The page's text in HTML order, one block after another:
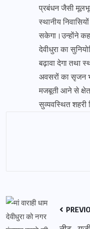
प्रबंधन जैसी
स्थानीय
सकेगा।उन्होंने
देवीधुरा का
बढ़ावा देगा तथा
अवसरों का सृजन
मजबूती आने से
सुव्यवस्थित शहरी